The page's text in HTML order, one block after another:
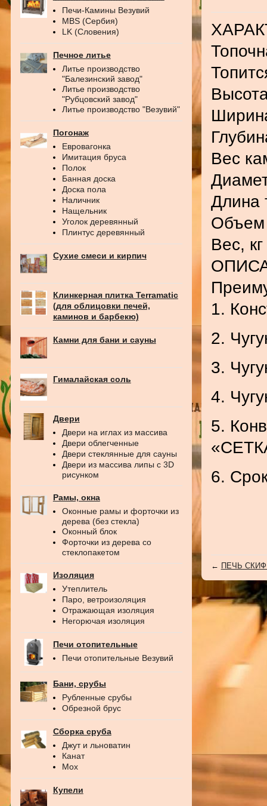
Печи-Камины Везувий
MBS (Сербия)
LK (Словения)
Печное литье
Литье производство
"Балезинский завод"
Литье производство
"Рубцовский завод"
Литье производство "Везувий"
Погонаж
Евровагонка
Имитация бруса
Полок
Банная доска
Доска пола
Наличник
Нащельник
Уголок деревянный
Плинтус деревянный
Сухие смеси и кирпич
Клинкерная плитка Terramatic
(для облицовки печей,
каминов и барбекю)
Камни для бани и сауны
Гималайская соль
Двери
Двери на иглах из массива
Двери облегченные
Двери стеклянные для сауны
Двери из массива липы с 3D
рисунком
Рамы, окна
Оконные рамы и форточки из
дерева (без стекла)
Оконный блок
Форточки из дерева со
стеклопакетом
Изоляция
Утеплитель
Паро, ветроизоляция
Отражающая изоляция
Негорючая изоляция
Печи отопительные
Печи отопительные Везувий
Бани, срубы
Рубленные срубы
Обрезной брус
Сборка сруба
Джут и льноватин
Канат
Мох
Купели
Вес
Длина
Объем
Вес,
1.
2.
3.
4.
5.
6.
← ПЕЧЬ